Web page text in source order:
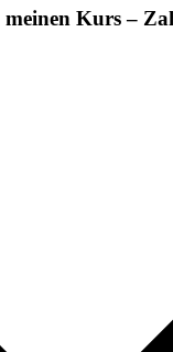
meinen Kurs –